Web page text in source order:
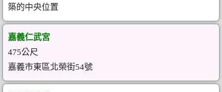
築的中央位置
嘉義仁武宮
475公尺
嘉義市東區北榮街54號